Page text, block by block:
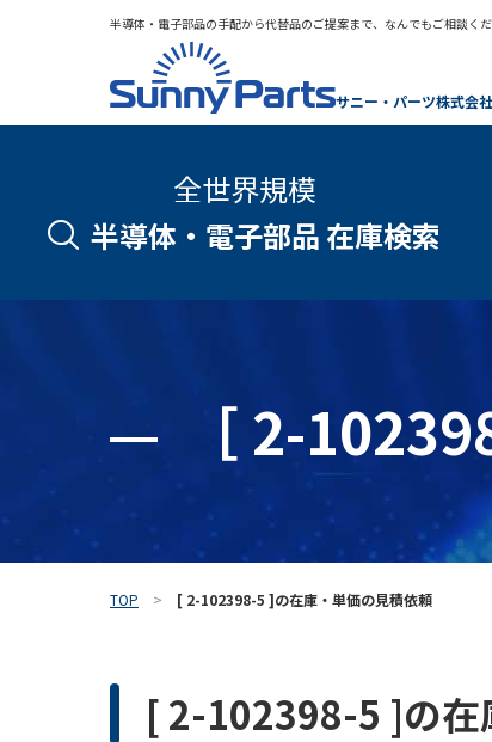
半導体・電子部品の手配から代替品のご提案まで、なんでもご相談くだ
サニー・パーツ株式会社
全世界規模
半導体・電子部品 在庫検索
［ 2-
TOP [ 2-102398-5 ]の在庫・単価の見積依頼
[ 2-102398-5 ]の在